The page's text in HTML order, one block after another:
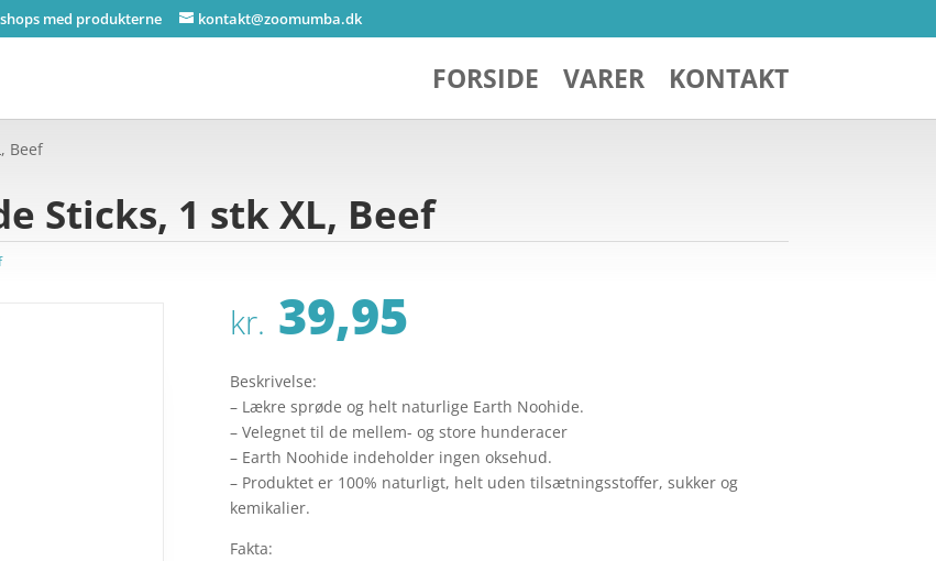
med produkterne kontakt@zoomumba.dk
FORSIDE VARER KONTAKT
Beef
Sticks, 1 stk XL, Beef
kr. 39,95
Beskrivelse:
– Lækre sprøde og helt naturlige Earth Noohide.
– Velegnet til de mellem- og store hunderacer
– Earth Noohide indeholder ingen oksehud.
– Produktet er 100% naturligt, helt uden tilsætningsstoffer, sukker og
kemikalier.
Fakta: